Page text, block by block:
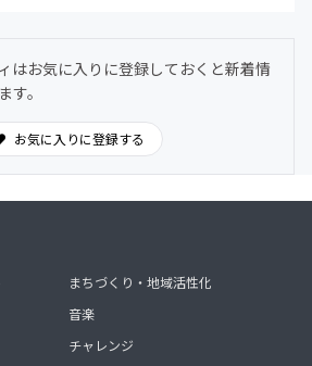
に質問OK。日常的に気づきや学び
はお気に入りに登録しておくと新着情
す。
お気に入りに登録する
まちづくり・地域活性化
音楽
チャレンジ